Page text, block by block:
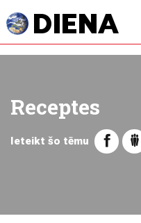
Receptes
Ieteikt šo tēmu